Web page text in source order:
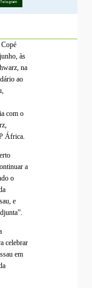
Telegram
às
na
ao
com o
África.
a
o
e
celebrar
em